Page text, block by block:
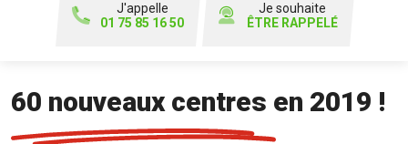
J'appelle
01 75 85 16 50
Je souhaite
ÊTRE RAPPELÉ
60 nouveaux centres en 2019 !